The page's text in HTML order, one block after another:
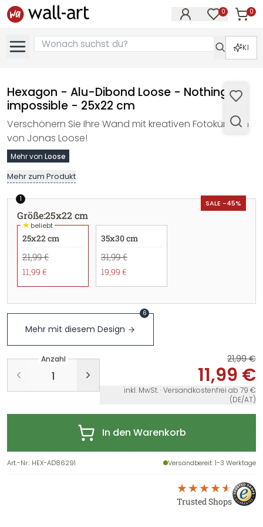
0 0
KI
Hexagon - Alu-Dibond Loose - Nothing is
impossible - 25x22 cm
Verschönern Sie Ihre Wand mit kreativen Fotokünsten
von Jonas Loose!
Mehr von Loose
Mehr zum Produkt
SALE -45%
1
Größe:25x22 cm
★beliebt
25x22 cm
21,99 €
11,99 €
35x30 cm
31,99 €
19,99 €
Mehr mit diesem Design
6
Anzahl 21,99 €
11,99 €
inkl. MwSt. · Versandkostenfrei ab 79 €
(DE/AT)
In den Warenkorb
Art.-Nr.: HEX-AD86291 Versandbereit: 1-3 Werktage
Trusted Shops